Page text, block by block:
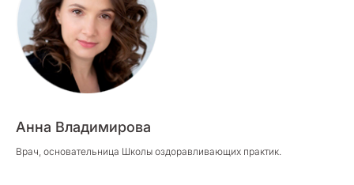
Анна Владимирова
Врач, основательница Школы оздоравливающих практик.